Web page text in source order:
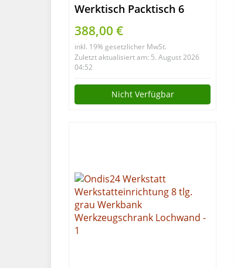
Werktisch Packtisch 6
Schubladen
Werkstatteinrichtung 160
x 60 cm Arbeitshöhe 85 cm
388,00 €
inkl. 19% gesetzlicher MwSt.
Zuletzt aktualisiert am: 5. August 2026
04:52
Nicht Verfügbar